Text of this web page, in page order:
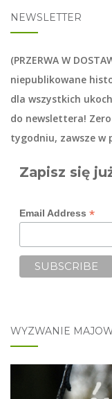
NEWSLETTER
(PRZERWA W
niepublikowane
dla wszystkich
do newslettera!
tygodniu, zawsze w
Zapisz się
Email Address *
WYZWANIE